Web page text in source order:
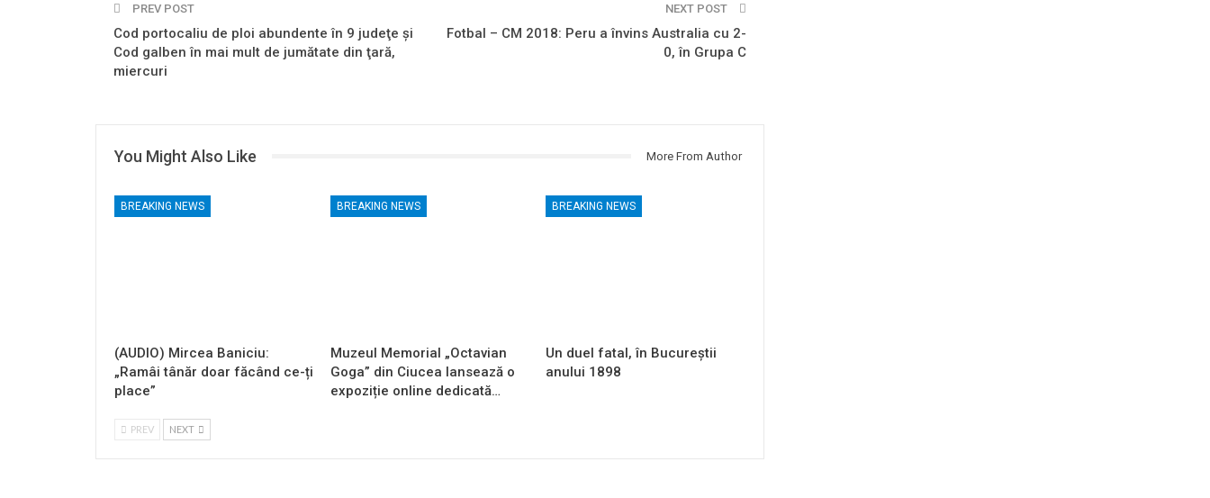
PREV POST
Cod portocaliu de ploi abundente în 9 judeţe şi
Cod galben în mai mult de jumătate din ţară,
miercuri
NEXT POST
Fotbal – CM 2018: Peru a învins Australia cu 2-
0, în Grupa C
You Might Also Like More From Author
BREAKING NEWS
(AUDIO) Mircea Baniciu:
„Ramâi tânăr doar făcând ce-ți
place”
BREAKING NEWS
Muzeul Memorial „Octavian
Goga” din Ciucea lansează o
expoziție online dedicată…
BREAKING NEWS
Un duel fatal, în Bucureştii
anului 1898
PREV NEXT